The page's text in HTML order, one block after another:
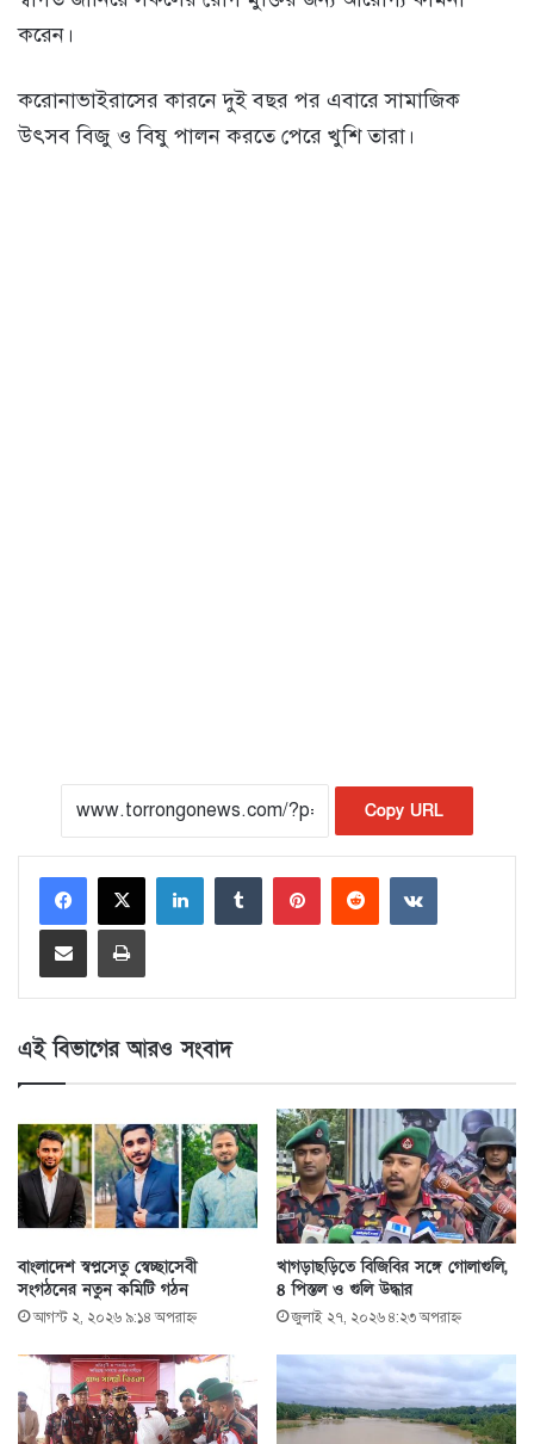
করেন।
করোনাভাইরাসের কারনে দুই বছর পর এবারে সামাজিক
উৎসব বিজু ও বিষু পালন করতে পেরে খুশি তারা।
Copy URL
LinkedIn
এই বিভাগের আরও সংবাদ
বাংলাদেশ স্বপ্নসেতু স্বেচ্ছাসেবী
সংগঠনের নতুন কমিটি গঠন
আগস্ট ২, ২০২৬ ৯:১৪ অপরাহ্ণ
খাগড়াছড়িতে বিজিবির সঙ্গে গোলাগুলি,
৪ পিস্তল ও গুলি উদ্ধার
জুলাই ২৭, ২০২৬ ৪:২৩ অপরাহ্ণ